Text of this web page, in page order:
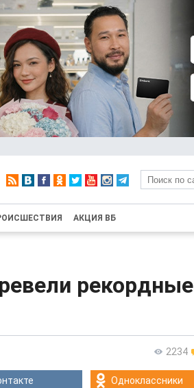
АКЦИЯ ВБ
рекордные
2234
Одноклассники